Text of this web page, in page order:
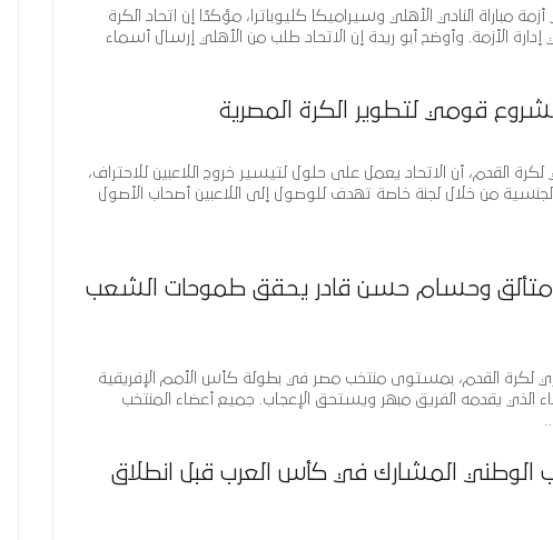
مباراة النادي الأهلي وسيراميكا كليوباترا، مؤكدًا إن اتحاد الكرة
الأزمة. وأوضح أبو ريدة إن الاتحاد طلب من الأهلي إرسال أسماء
قومي لتطوير الكرة المصرية
لكرة القدم، أن الاتحاد يعمل على حلول لتيسير خروج اللاعبين للاحتراف،
من خلال لجنة خاصة تهدف للوصول إلى اللاعبين أصحاب الأصول
متألق وحسام حسن قادر يحقق طموحات الشعب
لكرة القدم، بمستوى منتخب مصر في بطولة كأس الأمم الإفريقية
الذي يقدمه الفريق مبهر ويستحق الإعجاب. جميع أعضاء المنتخب
الوطني المشارك في كأس العرب قبل انطلاق